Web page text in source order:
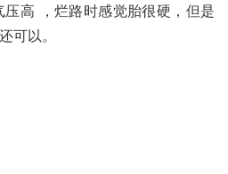
高 ，烂路时感觉胎很硬，但是
可以。